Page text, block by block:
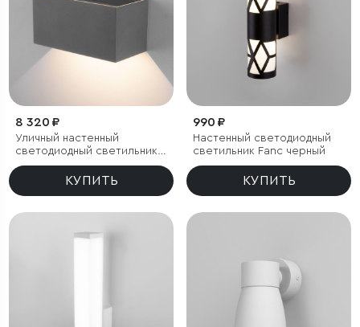
8 320 ₽
Уличный настенный
светодиодный светильник с
лучами WINNER DOUBLE
КУПИТЬ
990 ₽
Настенный светодиодный
светильник Fanc черный
КУПИТЬ